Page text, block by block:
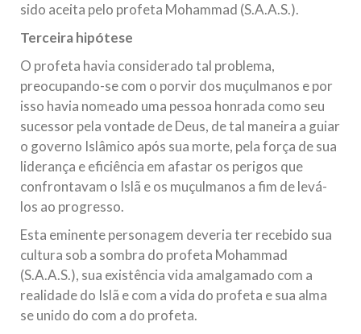
sido aceita pelo profeta Mohammad (S.A.A.S.).
Terceira hipótese
O profeta havia considerado tal problema,
preocupando-se com o porvir dos muçulmanos e por
isso havia nomeado uma pessoa honrada como seu
sucessor pela vontade de Deus, de tal maneira a guiar
o governo Islâmico após sua morte, pela força de sua
liderança e eficiência em afastar os perigos que
confrontavam o Islã e os muçulmanos a fim de levá-
los ao progresso.
Esta eminente personagem deveria ter recebido sua
cultura sob a sombra do profeta Mohammad
(S.A.A.S.), sua existência vida amalgamado com a
realidade do Islã e com a vida do profeta e sua alma
se unido do com a do profeta.